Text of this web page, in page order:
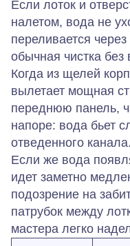
Если лоток и
налетом, вода не
переливается
обычная чистка без
Когда из щелей
вылетает мощная
переднюю панель,
напоре: вода бьет
отведенного канала.
Если же вода
идет заметно
подозрение на
патрубок между
мастера легко